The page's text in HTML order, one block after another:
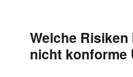
Welche
nicht konforme